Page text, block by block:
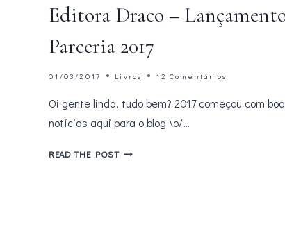
Editora Draco –
Parceria 2017
01/03/2017 Livros 12 Comentários
Oi gente linda, tudo bem? 2017 começou com
notícias aqui para o blog \o/…
READ THE POSTEDITORA